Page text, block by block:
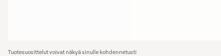
Tuotesuosittelut voivat näkyä sinulle kohdennetusti